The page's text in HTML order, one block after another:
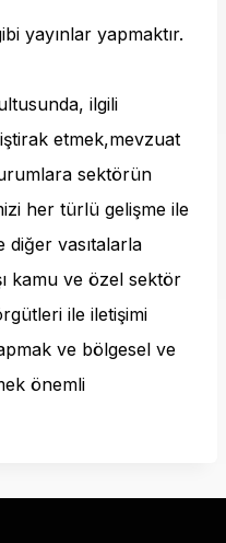
yayınlar yapmaktır.
ilgili
iştirak etmek,mevzuat
sektörün
her türlü gelişme ile
diğer vasıtalarla
kamu ve özel sektör
ile iletişimi
ve bölgesel ve
önemli